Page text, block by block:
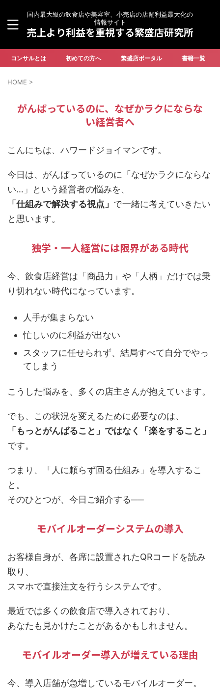
国内最大級の飲食店や美容室、小売店の店舗利益最大化の
情報サイト
売上より利益を重視する繁盛店研究所
コンサルとは 初めての方へ 繁盛店ポータル 書籍一覧
HOME >
がんばっているのに、なぜかラクにならな
い経営者へ
こんにちは、ハワードジョイマンです。
今日は、がんばっているのに「なぜかラクにならな
い…」という経営者の悩みを、
「仕組みで解決する視点」 で一緒に考えていきたい
と思います。
独学・一人経営には限界がある時代
今、飲食店経営は「商品力」や「人柄」だけでは乗
り切れない時代になっています。
人手が集まらない
忙しいのに利益が出ない
スタッフに任せられず、結局すべて自分でやっ
てしまう
こうした悩みを、多くの店主さんが抱えています。
でも、この状況を変えるために必要なのは、
「もっとがんばること」ではなく「楽をすること」
です。
つまり、「人に頼らず回る仕組み」を導入するこ
と。
そのひとつが、今日ご紹介する──
モバイルオーダーシステムの導入
お客様自身が、各席に設置されたQRコードを読み
取り、
スマホで直接注文を行うシステムです。
最近では多くの飲食店で導入されており、
あなたも見かけたことがあるかもしれません。
モバイルオーダー導入が増えている理由
今、導入店舗が急増しているモバイルオーダー。